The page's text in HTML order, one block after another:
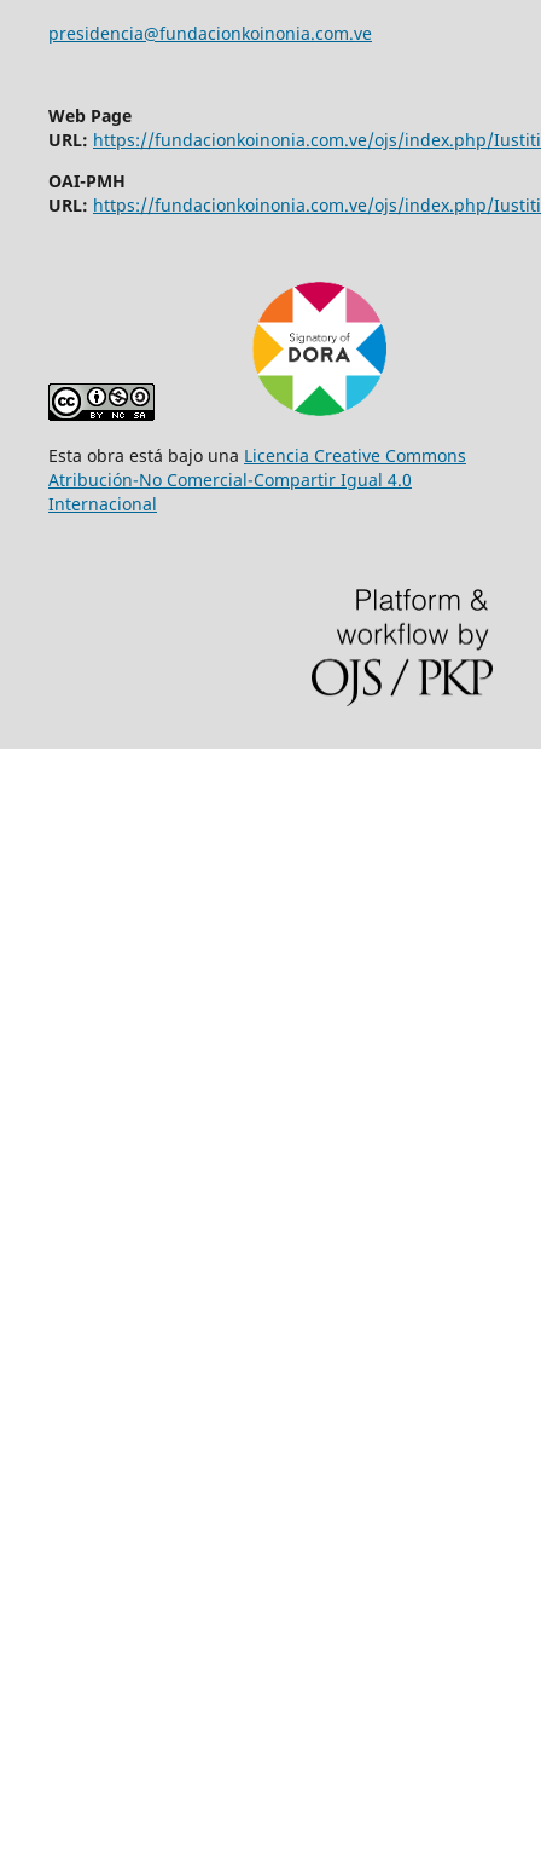
presidencia@fundacionkoinonia.com.ve
Web Page
URL: https://fundacionkoinonia.com.ve/ojs/index.php/
OAI-PMH
URL: https://fundacionkoinonia.com.ve/ojs/index.php/
Esta obra está bajo una Licencia Creative Commons
Atribución-No Comercial-Compartir Igual 4.0
Internacional